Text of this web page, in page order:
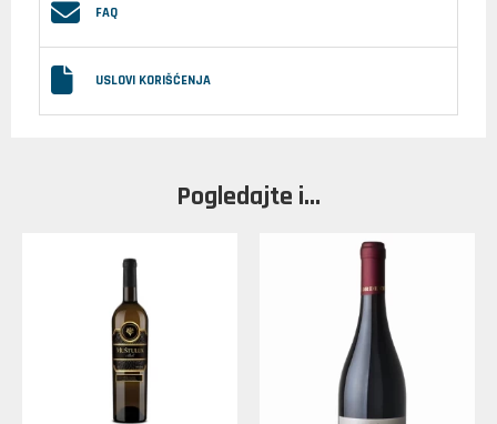
FAQ
USLOVI KORIŠĆENJA
Pogledajte i...